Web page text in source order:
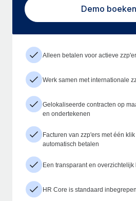
Demo boeken
Alleen betalen voor actieve
Werk samen met internationale
Gelokaliseerde contracten op
en ondertekenen
Facturen van zzp'ers met één
automatisch betalen
Een transparant en
HR Core is standaard inbegrepen